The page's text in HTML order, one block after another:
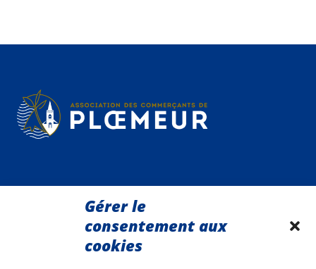
Gérer le
consentement aux
cookies
contactez-nous
associationcommercantsploemeur@gmail.com
adhésion commerçants